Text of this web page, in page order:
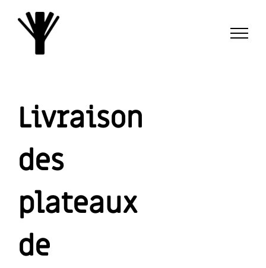
contenu
Livraison
des
plateaux
de